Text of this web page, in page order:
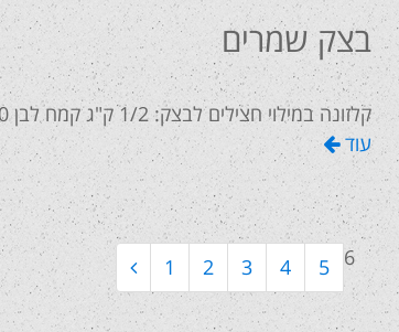
בצק שמרים
קלזונה במילוי חצילים לבצק: 1/2 ק"ג קמח לבן 20 גר' שמרים טריים או2 כפות שטוחה של שמרים יבשים 1 כפיות
עוד
1 2 3 4 5 6